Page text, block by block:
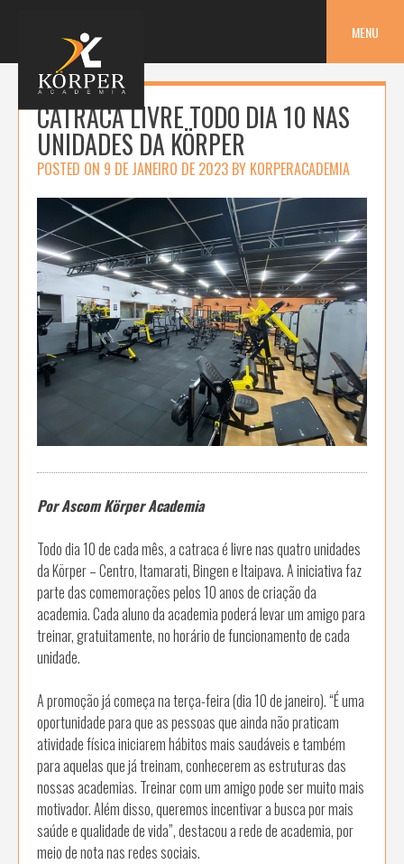
MENU
CATRACA LIVRE TODO DIA 10 NAS
UNIDADES DA KÖRPER
POSTED ON 9 DE JANEIRO DE 2023 BY KORPERACADEMIA
Por Ascom Körper Academia
Todo dia 10 de cada mês, a catraca é livre nas quatro unidades
da Körper – Centro, Itamarati, Bingen e Itaipava. A iniciativa faz
parte das comemorações pelos 10 anos de criação da
academia. Cada aluno da academia poderá levar um amigo para
treinar, gratuitamente, no horário de funcionamento de cada
unidade.
A promoção já começa na terça-feira (dia 10 de janeiro). “É uma
oportunidade para que as pessoas que ainda não praticam
atividade física iniciarem hábitos mais saudáveis e também
para aquelas que já treinam, conhecerem as estruturas das
nossas academias. Treinar com um amigo pode ser muito mais
motivador. Além disso, queremos incentivar a busca por mais
saúde e qualidade de vida”, destacou a rede de academia, por
meio de nota nas redes sociais.